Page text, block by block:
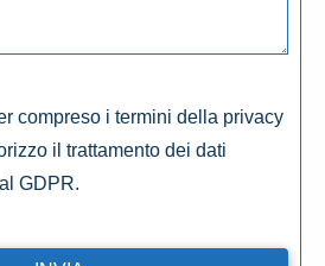
compreso i termini della privacy
il trattamento dei dati
GDPR.